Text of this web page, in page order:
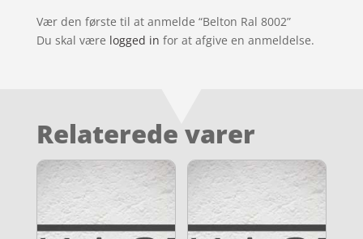
Vær den første til at anmelde “Belton Ral 8002”
Du skal være logged in for at afgive en anmeldelse.
Relaterede varer